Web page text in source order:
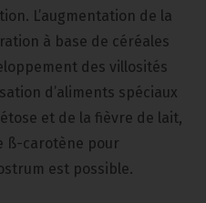
L’augmentation de la
à base de céréales
des villosités
d’aliments spéciaux
et de la fièvre de lait,
ß-carotène pour
est possible.